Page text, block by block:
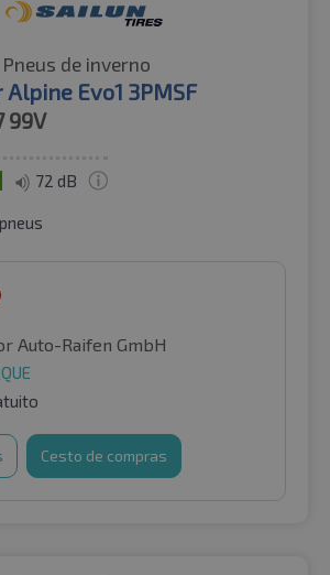
Pneus de inverno
Evo1 3PMSF
99V
72 dB
Auto-Raifen GmbH
Cesto de compras